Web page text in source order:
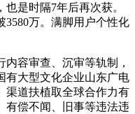
是时隔7年后再次获。
3580万。满脚用户个性化
容审查、沉审等轨制，
有大型文化企业山东广电
渠道扶植取全球合作力有
有偿不闻、旧事等违法违